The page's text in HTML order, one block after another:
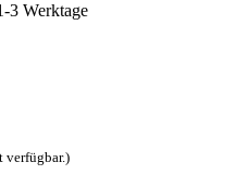
3 Werktage
verfügbar.)